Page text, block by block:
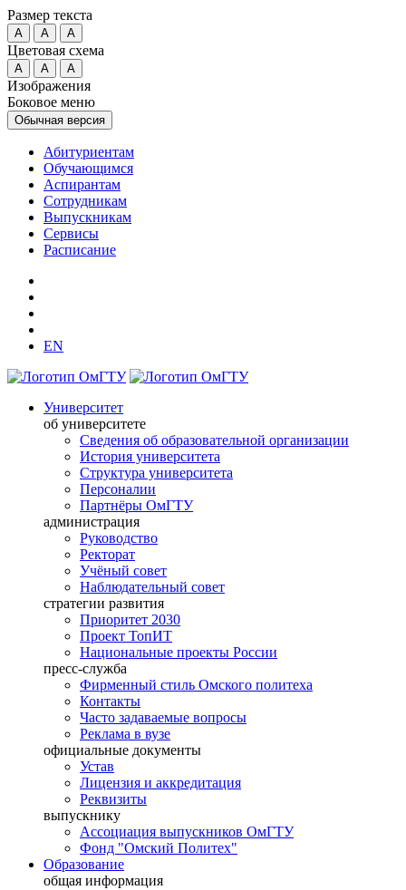
Размер текста
A A A
Цветовая схема
A A A
Изображения
Боковое меню
Обычная версия
Абитуриентам
Обучающимся
Аспирантам
Сотрудникам
Выпускникам
Сервисы
Расписание
EN
Университет
об университете
Сведения об образовательной организации
История университета
Структура университета
Персоналии
Партнёры ОмГТУ
администрация
Руководство
Ректорат
Учёный совет
Наблюдательный совет
стратегии развития
Приоритет 2030
Проект ТопИТ
Национальные проекты России
пресс-служба
Фирменный стиль Омского политеха
Контакты
Часто задаваемые вопросы
Реклама в вузе
официальные документы
Устав
Лицензия и аккредитация
Реквизиты
выпускнику
Ассоциация выпускников ОмГТУ
Фонд "Омский Политех"
Образование
общая информация